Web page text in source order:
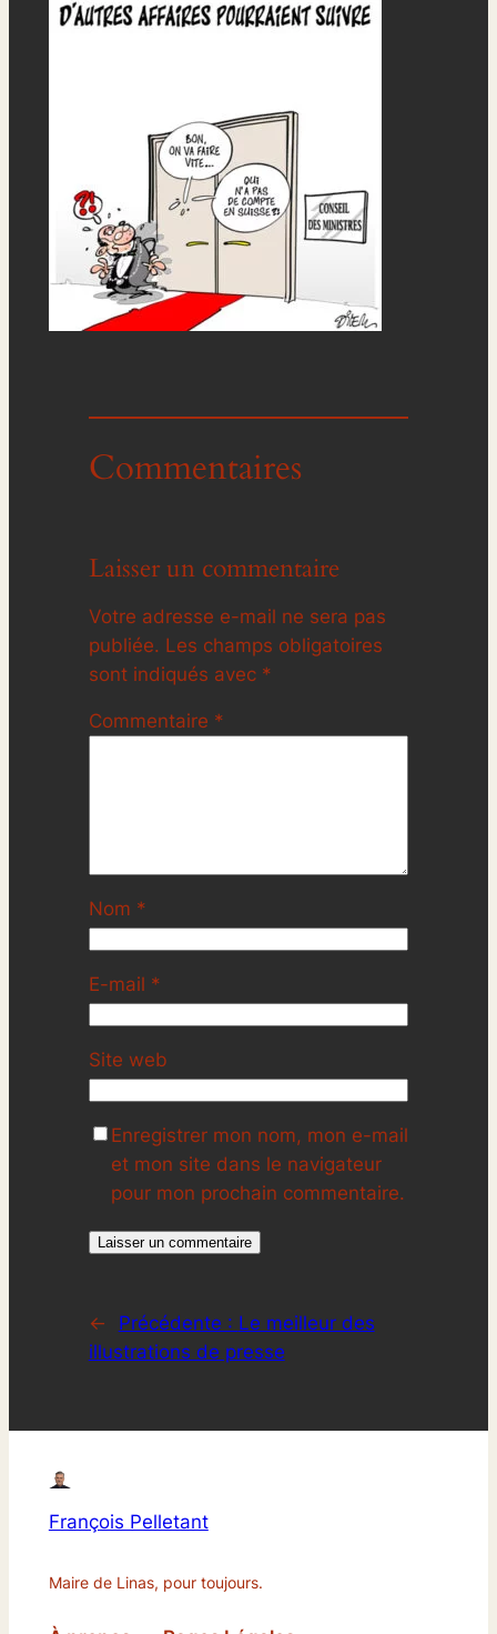
Commentaires
Laisser un commentaire
Votre adresse e-mail ne sera pas
publiée. Les champs obligatoires
sont indiqués avec *
Commentaire *
Nom *
E-mail *
Site web
Enregistrer mon nom, mon e-mail
et mon site dans le navigateur
pour mon prochain commentaire.
← Précédente : Le meilleur des
illustrations de presse
François Pelletant
Maire de Linas, pour toujours.